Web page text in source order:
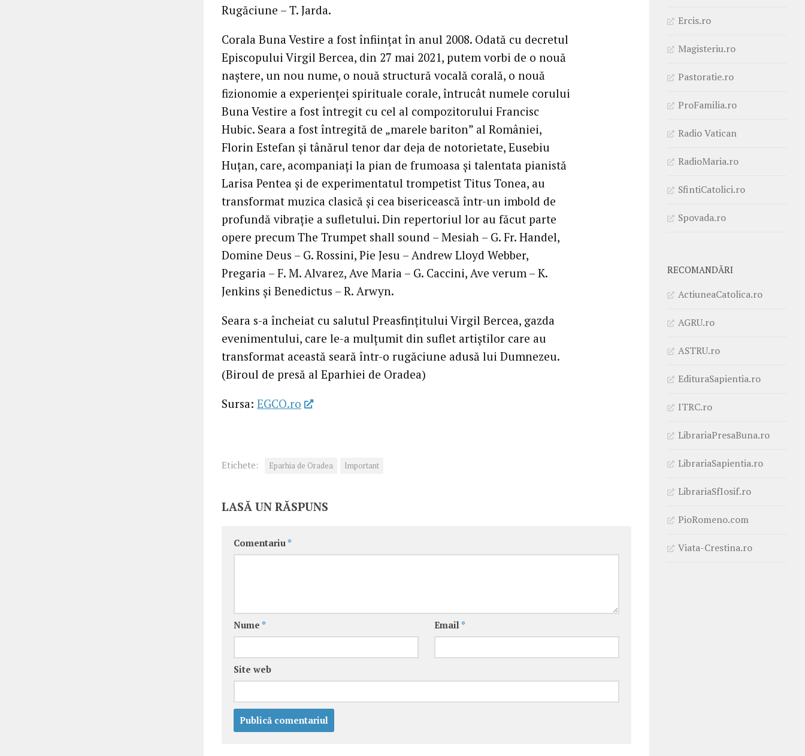
Rugăciune – T. Jarda.
Corala Buna Vestire a fost înființat în anul 2008. Odată cu decretul
Episcopului Virgil Bercea, din 27 mai 2021, putem vorbi de o nouă
naștere, un nou nume, o nouă structură vocală corală, o nouă
fizionomie a experienței spirituale corale, întrucât numele corului
Buna Vestire a fost întregit cu cel al compozitorului Francisc
Hubic. Seara a fost întregită de „marele bariton” al României,
Florin Estefan și tânărul tenor dar deja de notorietate, Eusebiu
Huțan, care, acompaniați la pian de frumoasa și talentata pianistă
Larisa Pentea și de experimentatul trompetist Titus Tonea, au
transformat muzica clasică și cea bisericească într-un imbold de
profundă vibrație a sufletului. Din repertoriul lor au făcut parte
opere precum The Trumpet shall sound – Mesiah – G. Fr. Handel,
Domine Deus – G. Rossini, Pie Jesu – Andrew Lloyd Webber,
Pregaria – F. M. Alvarez, Ave Maria – G. Caccini, Ave verum – K.
Jenkins și Benedictus – R. Arwyn.
Seara s-a încheiat cu salutul Preasfințitului Virgil Bercea, gazda
evenimentului, care le-a mulțumit din suflet artiștilor care au
transformat această seară într-o rugăciune adusă lui Dumnezeu.
(Biroul de presă al Eparhiei de Oradea)
Sursa: EGCO.ro
Etichete: Eparhia de Oradea Important
LASĂ UN RĂSPUNS
Comentariu *
Nume * Email *
Site web
Ercis.ro
Magisteriu.ro
Pastoratie.ro
ProFamilia.ro
Radio Vatican
RadioMaria.ro
SfintiCatolici.ro
Spovada.ro
RECOMANDĂRI
ActiuneaCatolica.ro
AGRU.ro
ASTRU.ro
EdituraSapientia.ro
ITRC.ro
LibrariaPresaBuna.ro
LibrariaSapientia.ro
LibrariaSfIosif.ro
PioRomeno.com
Viata-Crestina.ro